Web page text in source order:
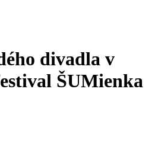
divadla v
ŠUMienka